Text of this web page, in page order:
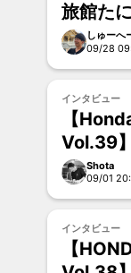
旅館た
締役 久
しゅーへ
09/28
インタビュー
【
Vol.39】
Shota
09/01
インタビュー
【